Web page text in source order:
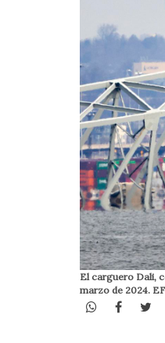
El carguero Dali,
marzo de 2024.
WhatsApp